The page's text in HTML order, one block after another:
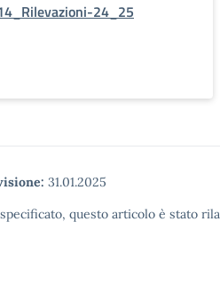
24_25
31.01.2025
questo articolo è stato